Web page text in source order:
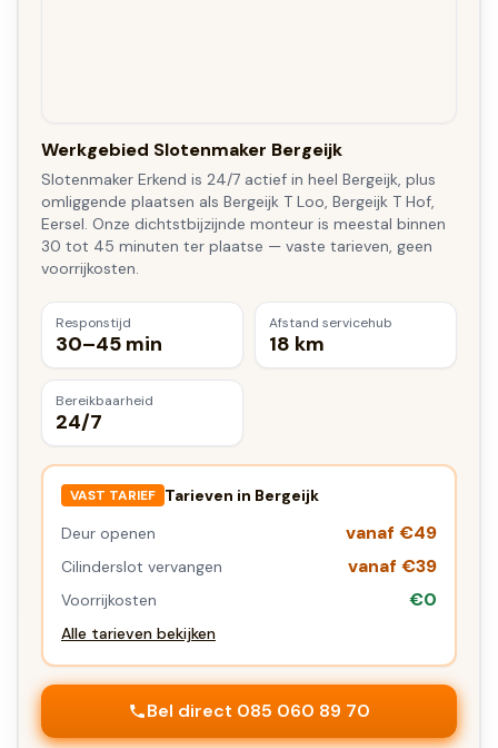
Werkgebied Slotenmaker Bergeijk
Slotenmaker Erkend is 24/7 actief in heel Bergeijk, plus
omliggende plaatsen als Bergeijk T Loo, Bergeijk T Hof,
Eersel. Onze dichtstbijzijnde monteur is meestal binnen
30 tot 45 minuten ter plaatse — vaste tarieven, geen
voorrijkosten.
Responstijd
30–45 min
Afstand servicehub
18 km
Bereikbaarheid
24/7
VAST TARIEF Tarieven in Bergeijk
Deur openen
vanaf €49
Cilinderslot vervangen vanaf €39
Voorrijkosten €0
Alle tarieven bekijken
Bel direct 085 060 89 70